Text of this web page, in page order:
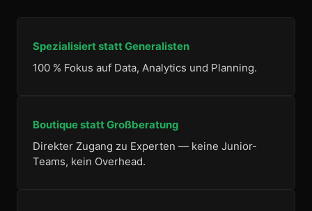
Spezialisiert statt Generalisten
100 % Fokus auf Data, Analytics und Planning.
Boutique statt Großberatung
Direkter Zugang zu Experten — keine Junior-
Teams, kein Overhead.